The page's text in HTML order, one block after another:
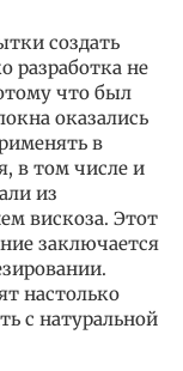
создать
разработка не
что был
оказались
в
в том числе и
из
вискоза. Этот
заключается
настолько
с натуральной